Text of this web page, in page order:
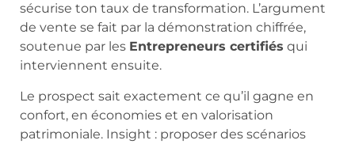
sécurise ton taux de transformation. L’argument
de vente se fait par la démonstration chiffrée,
soutenue par les Entrepreneurs certifiés qui
interviennent ensuite.
Le prospect sait exactement ce qu’il gagne en
confort, en économies et en valorisation
patrimoniale. Insight : proposer des scénarios